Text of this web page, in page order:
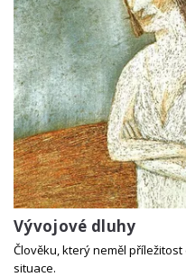
Vývojové dluhy
Člověku, který neměl
situace.